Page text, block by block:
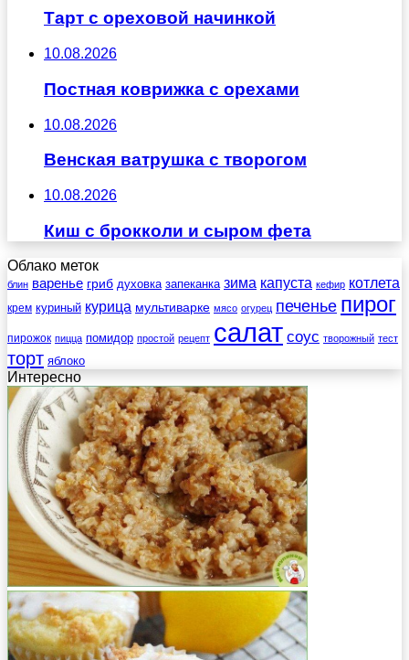
Тарт с ореховой начинкой
10.08.2026
Постная коврижка с орехами
10.08.2026
Венская ватрушка с творогом
10.08.2026
Киш с брокколи и сыром фета
Облако меток
блин варенье гриб духовка запеканка зима капуста кефир котлета
крем куриный курица мультиварке мясо огурец печенье пирог
пирожок пицца помидор простой рецепт салат соус творожный тест
торт яблоко
Интересно